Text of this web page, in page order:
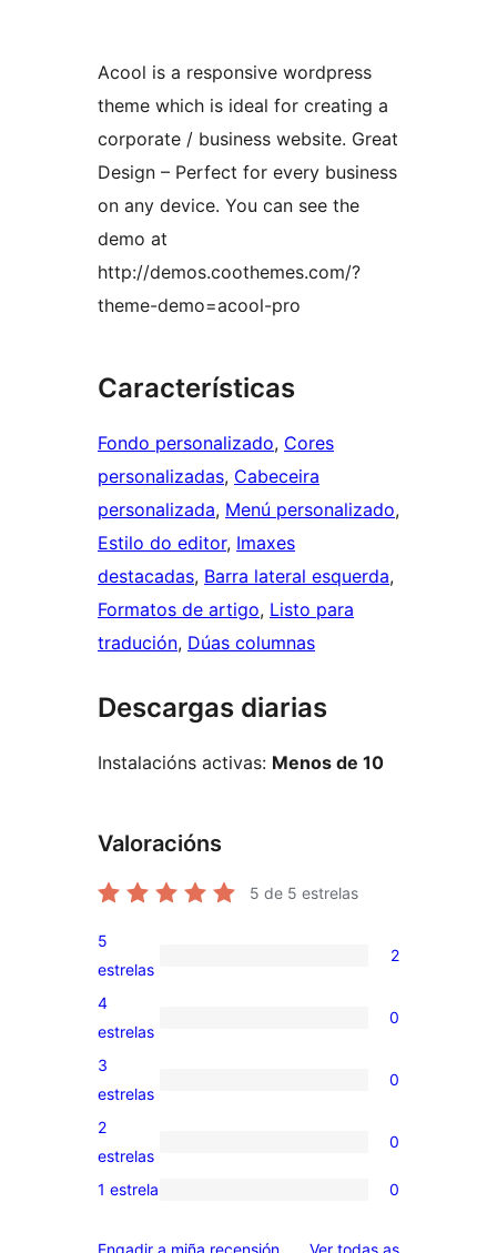
Acool is a responsive wordpress
theme which is ideal for creating a
corporate / business website. Great
Design – Perfect for every business
on any device. You can see the
demo at
http://demos.coothemes.com/?
theme-demo=acool-pro
Características
Fondo personalizado, Cores
personalizadas, Cabeceira
personalizada, Menú personalizado
Estilo do editor, Imaxes
destacadas, Barra lateral esquerda
Formatos de artigo, Listo para
tradución, Dúas columnas
Descargas diarias
Instalacións activas: Menos de 10
Valoracións
5 de 5 estrelas
2
valoracións
de
5
estrelas
2
0
valoracións
de
4
estrelas
0
0
valoracións
de
3
estrelas
0
0
valoracións
2
2
estrelas
0
0
1 estrela 0
Engadir a miña recensión Ver todas asvaloracións